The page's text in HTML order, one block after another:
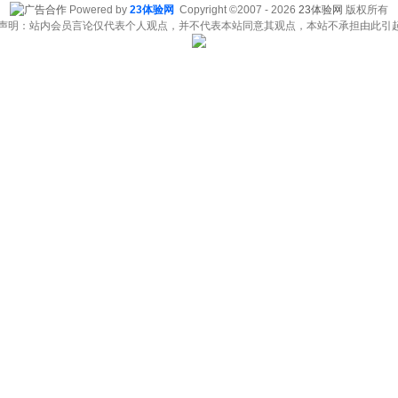
Powered by 23体验网 Copyright ©2007 - 2026 23体验网 版权所有
明：站内会员言论仅代表个人观点，并不代表本站同意其观点，本站不承担由此引